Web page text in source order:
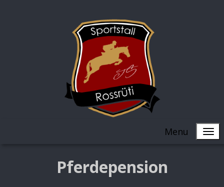
Menu
Pferdepension